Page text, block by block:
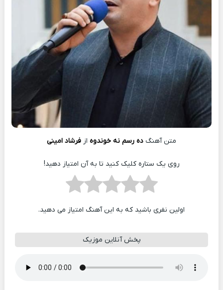
متن آهنگ ده رسم نه خوندوه از فرشاد امینی
روی یک ستاره کلیک کنید تا به آن امتیاز دهید!
اولین نفری باشید که به این آهنگ امتیاز می دهید.
پخش آنلاین موزیک